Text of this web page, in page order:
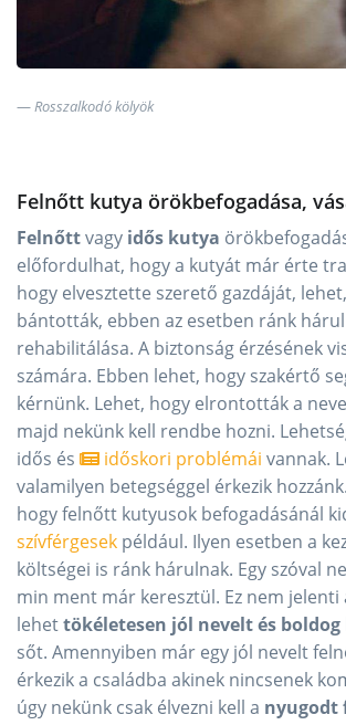
Rosszalkodó kölyök
Felnőtt kutya örökbefogadása,
Felnőttvagy idős kutya
előfordulhat, hogy a kutyát már érte
hogy elvesztette szerető gazdáját,
bántották, ebben az esetben ránk
rehabilitálása. A biztonság érzésének
számára. Ebben lehet, hogy szakértő
kérnünk. Lehet, hogy elrontották a
majd nekünk kell rendbe hozni.
idős és
időskori problémái vannak.
valamilyen betegséggel érkezik
hogy felnőtt kutyusok befogadásánál
szívférgesek például. Ilyen esetben a
költségei is ránk hárulnak. Egy szóval
min ment már keresztül. Ez nem jelenti
lehettökéletesen jól nevelt és boldog
sőt. Amennyiben már egy jól nevelt
érkezik a családba akinek nincsenek
úgy nekünk csak élvezni kell a nyugodt